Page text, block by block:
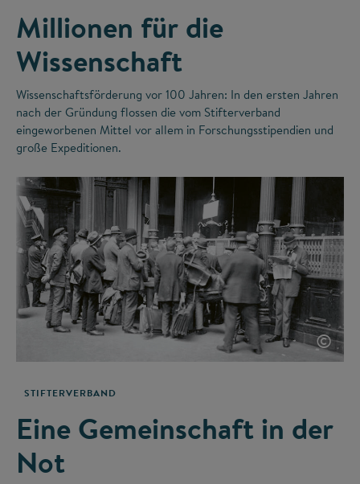
Millionen für die
Wissenschaft
Wissenschaftsförderung vor 100 Jahren: In den ersten Jahren
nach der Gründung flossen die vom Stifterverband
eingeworbenen Mittel vor allem in Forschungsstipendien und
große Expeditionen.
©
STIFTERVERBAND
Eine Gemeinschaft in der
Not